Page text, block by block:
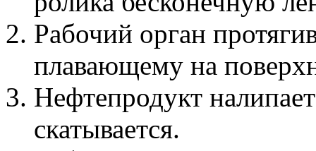
Рабочий орган
плавающему на
Нефтепродукт
скатывается.